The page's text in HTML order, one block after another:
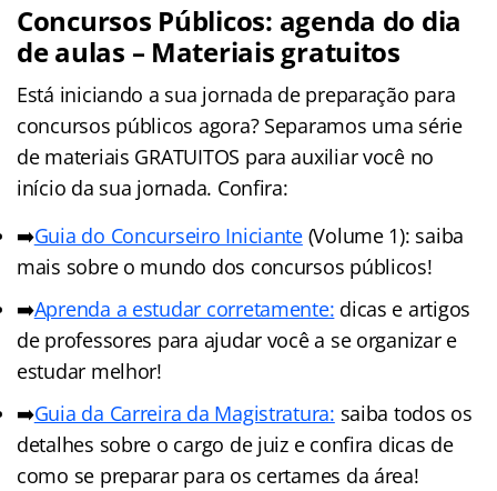
Concursos Públicos: agenda do dia
de aulas – Materiais gratuitos
Está iniciando a sua jornada de preparação para
concursos públicos agora? Separamos uma série
de materiais GRATUITOS para auxiliar você no
início da sua jornada. Confira:
➡️Guia do Concurseiro Iniciante(Volume 1): saiba
mais sobre o mundo dos concursos públicos!
➡️Aprenda a estudar corretamente: dicas e artigos
de professores para ajudar você a se organizar e
estudar melhor!
➡️Guia da Carreira da Magistratura: saiba todos os
detalhes sobre o cargo de juiz e confira dicas de
como se preparar para os certames da área!